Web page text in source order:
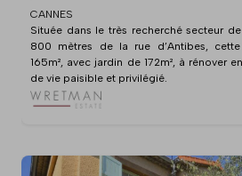
CANNES
Située dans le très recherché secteur
800 mètres de la rue d’Antibes,
165m², avec jardin de 172m², à rénover
de vie paisible et privilégié.